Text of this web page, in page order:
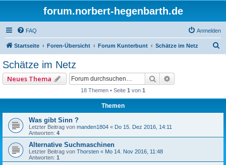
forum.norbert-hegenbarth.de
FAQ Anmelden
Startseite Foren-Übersicht Forum Kunterbunt Schätze im Netz
Schätze im Netz
Neues Thema Suche
18 Themen • Seite 1 von 1
Themen
Was gibt Sinn ?
Letzter Beitrag von manden1804 « Do 15. Dez 2016, 14:11
Antworten: 4
Alternative Suchmaschinen
Letzter Beitrag von Thorsten « Mo 14. Nov 2016, 11:48
Antworten: 1